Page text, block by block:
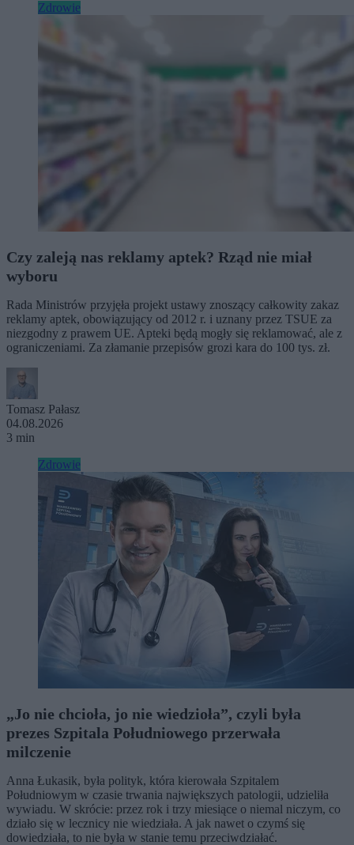
Zdrowie
Czy zaleją nas reklamy aptek? Rząd nie miał
wyboru
Rada Ministrów przyjęła projekt ustawy znoszący całkowity zakaz
reklamy aptek, obowiązujący od 2012 r. i uznany przez TSUE za
niezgodny z prawem UE. Apteki będą mogły się reklamować, ale z
ograniczeniami. Za złamanie przepisów grozi kara do 100 tys. zł.
Tomasz Pałasz
04.08.2026
3 min
Zdrowie
„Jo nie chcioła, jo nie wiedzioła”, czyli była
prezes Szpitala Południowego przerwała
milczenie
Anna Łukasik, była polityk, która kierowała Szpitalem
Południowym w czasie trwania największych patologii, udzieliła
wywiadu. W skrócie: przez rok i trzy miesiące o niemal niczym, co
działo się w lecznicy nie wiedziała. A jak nawet o czymś się
dowiedziała, to nie była w stanie temu przeciwdziałać.